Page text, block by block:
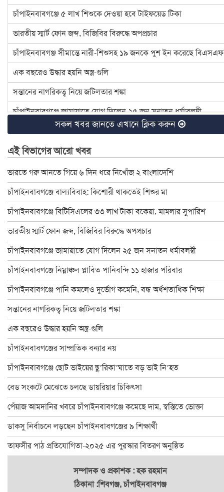
চাঁপাইনবাবগঞ্জে ৫ লাখ শিশুকে দেওয়া হবে টাইফয়েড টিকা
ভারতীয় স্মার্ট ফোন জব্দ, বিজিবির বিরুদ্ধে অপপ্রচার
চাঁপাইনবাবগঞ্জ সীমান্তে নারী-শিশুসহ ১৯ জনকে পুশ ইন করেছে বিএসএফ
এক বছরেও উদ্ধার হয়নি অস্ত্র-গুলি
সন্তানের নাগরিকত্ব নিয়ে জটিলতার শঙ্কা
চাঁপাইনবাবগঞ্জে জামায়াতে যোগ দিলেন ২৫ জন সনাতন ধর্মাবলম্বী
চাঁপাইনবাবগঞ্জে বিটিসিএলের ৩৩ লাখ টাকা বকেয়া, মামলার সুপারিশ
৪ হত্যা মামলার আসামি ইউপি চেয়ারম্যান টিপু সাময়িক বরখাস্ত
চাঁপাইনবাবগঞ্জে ডেঙ্গু প্রতিরোধে মশক নিধন কার্যক্রম শুরু
রাষ্ট্রপতি ও প্রধান উপদেষ্টার সঙ্গে সেনাপ্রধানের সাক্ষাৎ
ইসির নির্বাচনী রোডম্যাপে যা থাকছে
বাংলাদেশ জাতীয় অন্ধ কল্যাণ সমিতি চাঁপাইনবাবগঞ্জ শাখার নবনির্বাচিত
চাঁপাইনবাবগঞ্জে স্বেচ্ছাসেবক দলের মতবিনিময় সভা অনুষ্ঠিত
চাঁপাইনবাবগঞ্জে বিদ্যুৎস্পৃষ্টে প্রাণ গেলো মা-মেয়ের
ডাকসু নির্বাচনে লড়ছেন চাঁপাইনবাবগঞ্জের ৯ শিক্ষার্থী
চাঁপাইনবাবগঞ্জ ফোরামের ৩৯ সদস্য বিশিষ্ট কমিটি গঠন : সভাপতি বুলবুল
চাঁপাইনবাবগঞ্জে বানভাসি পরিবারের মাঝে ত্রাণ বিতরণ
২৪ ঘণ্টায় চাঁপাইনবাবগঞ্জে পদ্মার পানি কমেছে ২৫ সেন্টিমিটার
ঐতিহ্যের সাক্ষী ৫০০ বছরের পুরাতন সোনামসজিদ
চাঁপাইনবাবগঞ্জে অ্যাডভোকেসি প্লাটফরমের মানববন্ধন
চাঁপাইনবাবগঞ্জে পুকুর রক্ষার দাবিতে মানববন্ধন
চাঁপাইনবাবগঞ্জে ৬০০ পরিবার পেলো ত্রাণ
চাঁপাইনবাবগঞ্জ-৩ আসনে বিএনপিতে এগিয়ে হারুন
সকল খবর জানতে এখানে ক্লিক করুন
এই বিভাগের আরো খবর
ভারতে গরু আনতে গিয়ে ৬ দিন ধরে নিখোঁজ ২ বাংলাদেশি
চাঁপাইনবাবগঞ্জে বাল্যবিবাহ: কিশোরী থাকতেই শিশুর মা
চাঁপাইনবাবগঞ্জে বিটিসিএলের ৩৩ লাখ টাকা বকেয়া, মামলার সুপারিশ
ভারতীয় স্মার্ট ফোন জব্দ, বিজিবির বিরুদ্ধে অপপ্রচার
চাঁপাইনবাবগঞ্জে জামায়াতে যোগ দিলেন ২৫ জন সনাতন ধর্মাবলম্বী
চাঁপাইনবাবগঞ্জে নিম্নাঞ্চল প্লাবিত পানিবন্দি ১১ হাজার পরিবার
চাঁপাইনবাবগঞ্জে পানি কমলেও দুর্ভোগ কমেনি, বন্ধ অর্ধশতাধিক শিক্ষা
সন্তানের নাগরিকত্ব নিয়ে জটিলতার শঙ্কা
এক বছরেও উদ্ধার হয়নি অস্ত্র-গুলি
চাঁপাইনবাবগঞ্জের সাম্প্রতিক বন্যার নয়
চাঁপাইনবাবগঞ্জে ছোট ভাইয়ের ছু’রিকা’ঘাতে বড় ভাই নি’হত
বেড সংকটে মেঝেতে চলছে ডায়রিয়ার চিকিৎসা
পেঁয়াজ আমদানির খবরে চাঁপাইনবাবগঞ্জে কমেছে দাম, স্বস্তিতে ভোক্তা
ডাকসু নির্বাচনে লড়ছেন চাঁপাইনবাবগঞ্জের ৯ শিক্ষার্থী
তাফসীর পাঠ প্রতিযোগিতা-২০২৫ এর পুরস্কার বিতরণ অনুষ্ঠিত
সম্পাদক ও প্রকাশক : হক রহমান
ঠিকানা :শিবগঞ্জ, চাঁপাইনবাবগঞ্জ